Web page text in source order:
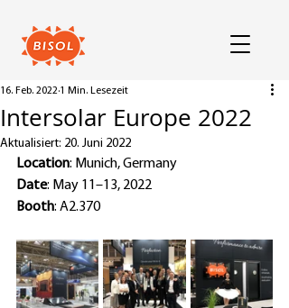
Intersolar Europe 2022
16. Feb. 2022 1 Min. Lesezeit
Aktualisiert: 20. Juni 2022
Location: Munich, Germany
Date: May 11–13, 2022
Booth: A2.370